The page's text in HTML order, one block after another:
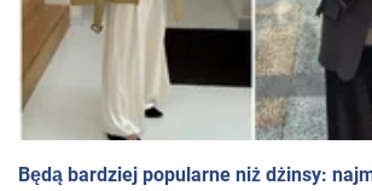
Będą bardziej popularne niż dżinsy: